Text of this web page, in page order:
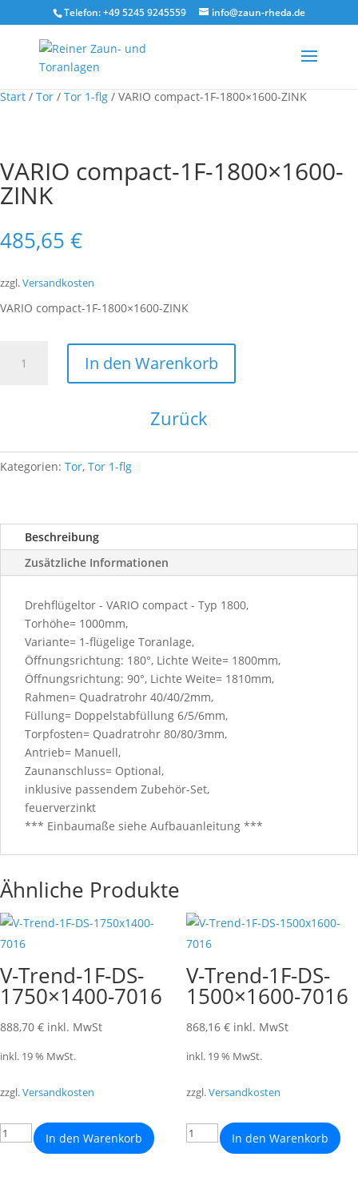
Telefon: +49 5245 9245559 info@zaun-rheda.de
Start / Tor / Tor 1-flg / VARIO compact-1F-1800×1600-ZINK
VARIO compact-1F-1800×1600-
ZINK
485,65 €
zzgl.Versandkosten
VARIO compact-1F-1800×1600-ZINK
compact-
In den Warenkorb
Zurück
Kategorien: Tor, Tor 1-flg
Beschreibung
Zusätzliche Informationen
Drehflügeltor - VARIO compact - Typ 1800,
Torhöhe= 1000mm,
Variante= 1-flügelige Toranlage,
Öffnungsrichtung: 180°, Lichte Weite= 1800mm,
Öffnungsrichtung: 90°, Lichte Weite= 1810mm,
Rahmen= Quadratrohr 40/40/2mm,
Füllung= Doppelstabfüllung 6/5/6mm,
Torpfosten= Quadratrohr 80/80/3mm,
Antrieb= Manuell,
Zaunanschluss= Optional,
inklusive passendem Zubehör-Set,
feuerverzinkt
*** Einbaumaße siehe Aufbauanleitung ***
Ähnliche Produkte
V-Trend-1F-DS-
1750×1400-7016
888,70 € inkl. MwSt
inkl. 19 % MwSt.
zzgl.Versandkosten
In den Warenkorb
V-Trend-1F-DS-
1500×1600-7016
868,16 € inkl. MwSt
inkl. 19 % MwSt.
zzgl.Versandkosten
In den Warenkorb